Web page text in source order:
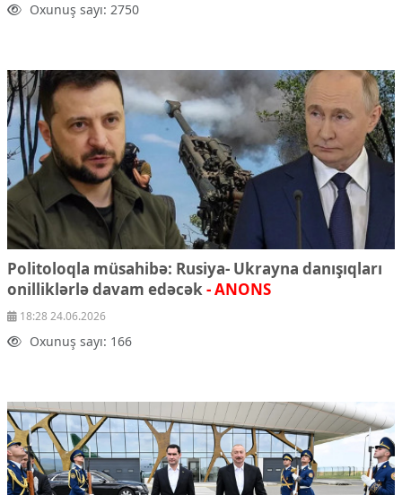
Oxunuş sayı: 2750
Politoloqla müsahibə: Rusiya- Ukrayna danışıqları
onilliklərlə davam edəcək- ANONS
18:28 24.06.2026
Oxunuş sayı: 166